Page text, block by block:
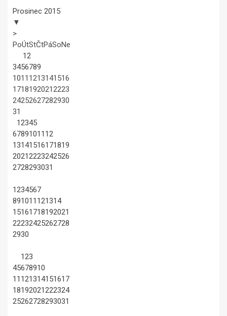
Prosinec 2015
▼
>
PoÚtStČtPáSoNe
12
3456789
1011 1213141516
17181920212223
24252627282930
31
12345
67891011 12
13141516171819
20212223242526
2728293031
1234567
891011 121314
15161718192021
22232425262728
2930
123
45678910
11 121314151617
18192021222324
25262728293031